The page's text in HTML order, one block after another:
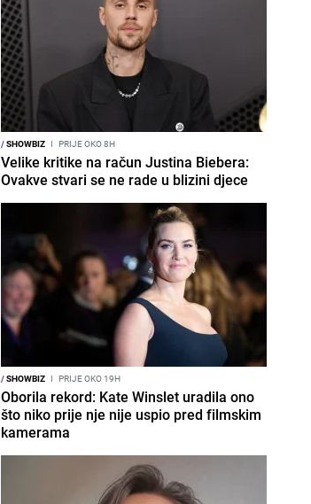
/SHOWBIZ I PRIJE OKO 8H
Velike kritike na račun Justina Biebera:
Ovakve stvari se ne rade u blizini djece
/SHOWBIZ I PRIJE OKO 19H
Oborila rekord: Kate Winslet uradila ono
što niko prije nje nije uspio pred filmskim
kamerama